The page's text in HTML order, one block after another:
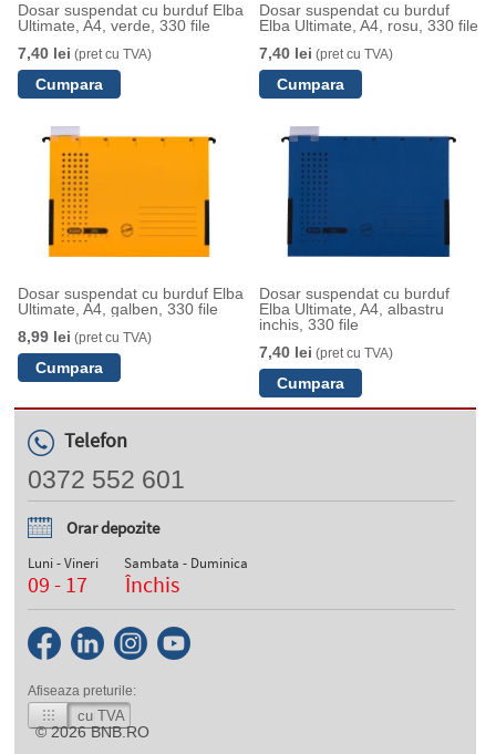
Dosar suspendat cu burduf Elba
Ultimate, A4, verde, 330 file
7,40 lei (pret cu TVA)
Dosar suspendat cu burduf
Elba Ultimate, A4, rosu, 330 file
7,40 lei (pret cu TVA)
Dosar suspendat cu burduf Elba
Ultimate, A4, galben, 330 file
8,99 lei (pret cu TVA)
Dosar suspendat cu burduf
Elba Ultimate, A4, albastru
inchis, 330 file
7,40 lei (pret cu TVA)
Telefon
0372 552 601
Orar depozite
Luni - Vineri
09 - 17
Sambata - Duminica
Închis
Afiseaza preturile:
cu TVA
© 2026BNB.RO